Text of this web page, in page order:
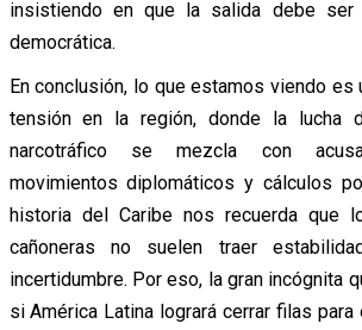
insistiendo en que la salida debe ser
democrática.
En conclusión, lo que estamos viendo es
tensión en la región, donde la lucha
narcotráfico se mezcla con
movimientos diplomáticos y cálculos
historia del Caribe nos recuerda que
cañoneras no suelen traer
incertidumbre. Por eso, la gran incógnita
si América Latina logrará cerrar filas para